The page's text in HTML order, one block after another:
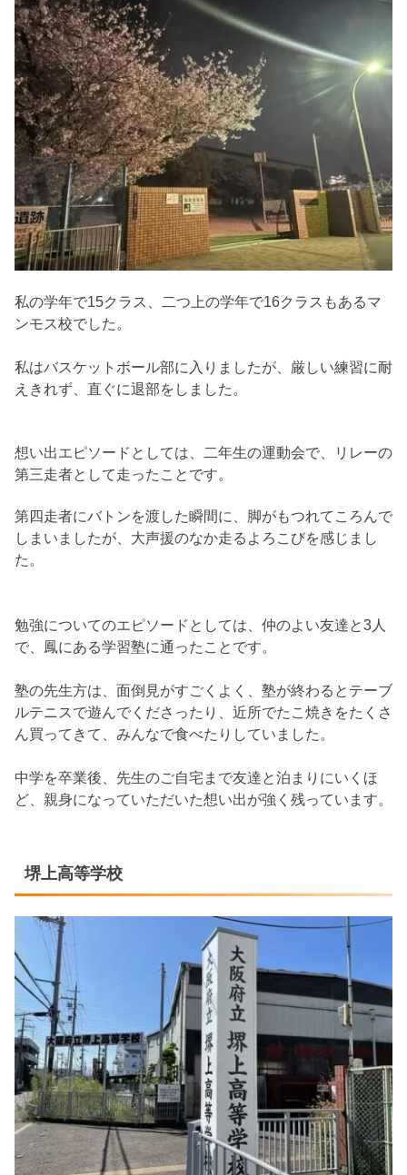
私の学年で15クラス、二つ上の学年で16クラスもあるマ
ンモス校でした。
私はバスケットボール部に入りましたが、厳しい練習に耐
えきれず、直ぐに退部をしました。
想い出エピソードとしては、二年生の運動会で、リレーの
第三走者として走ったことです。
第四走者にバトンを渡した瞬間に、脚がもつれてころんで
しまいましたが、大声援のなか走るよろこびを感じまし
た。
勉強についてのエピソードとしては、仲のよい友達と3人
で、鳳にある学習塾に通ったことです。
塾の先生方は、面倒見がすごくよく、塾が終わるとテーブ
ルテニスで遊んでくださったり、近所でたこ焼きをたくさ
ん買ってきて、みんなで食べたりしていました。
中学を卒業後、先生のご自宅まで友達と泊まりにいくほ
ど、親身になっていただいた想い出が強く残っています。
堺上高等学校